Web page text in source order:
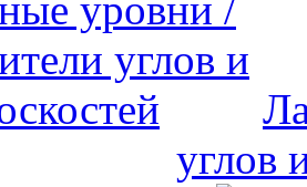
углов